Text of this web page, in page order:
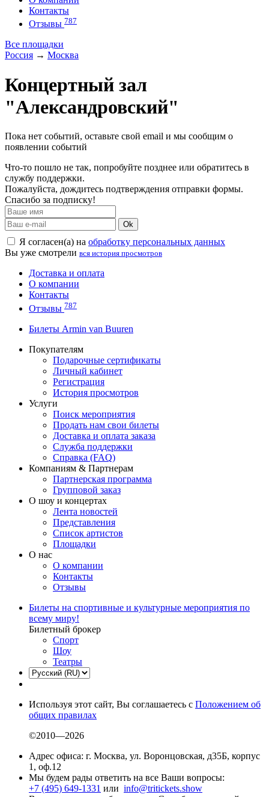
Контакты
Отзывы 787
Все площадки
Россия → Москва
Концертный зал
"Александровский"
Пока нет событий, оставьте свой email и мы сообщим о
появлении событий
Что-то пошло не так, попробуйте позднее или обратитесь в
службу поддержки.
Пожалуйста, дождитесь подтверждения отправки формы.
Спасибо за подписку!
Ok
Я согласен(а) на обработку персональных данных
Вы уже смотрели вся история просмотров
Доставка и оплата
О компании
Контакты
Отзывы 787
Билеты Armin van Buuren
Покупателям
Подарочные сертификаты
Личный кабинет
Регистрация
История просмотров
Услуги
Поиск мероприятия
Продать нам свои билеты
Доставка и оплата заказа
Служба поддержки
Справка (FAQ)
Компаниям & Партнерам
Партнерская программа
Групповой заказ
О шоу и концертах
Лента новостей
Представления
Список артистов
Площадки
О нас
О компании
Контакты
Отзывы
Билеты на спортивные и культурные мероприятия по
всему миру!
Билетный брокер
Спорт
Шоу
Театры
Используя этот сайт, Вы соглашаетесь с Положением об
общих правилах
©2010—2026
Адрес офиса: г. Москва, ул. Воронцовская, д35Б, корпус
1, оф.12
Мы будем рады ответить на все Ваши вопросы:
+7 (495) 649-1331 или info@tritickets.show